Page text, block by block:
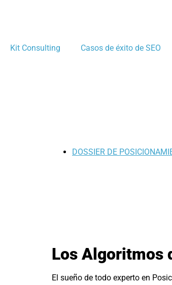
Kit Consulting Casos de éxito de SEO
DOSSIER DE
Los Algoritmos
El sueño de todo experto en